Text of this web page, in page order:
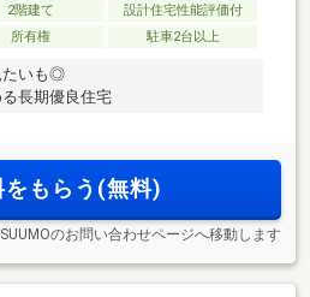
2階建て
設計住宅性能評価付
所有権 駐車2台以上
たいも◎
長期優良住宅
をもらう(無料)
のお問い合わせページへ移動します